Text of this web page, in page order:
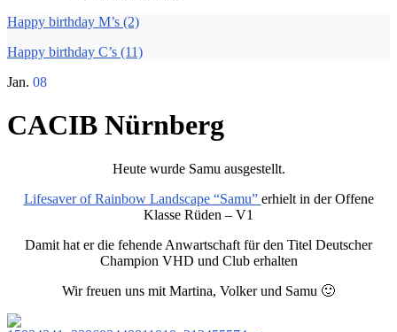
Happy birthday M’s (2)
Happy birthday C’s (11)
Jan. 08
CACIB Nürnberg
Heute wurde Samu ausgestellt.
Lifesaver of Rainbow Landscape “Samu” erhielt in der Offene
Klasse Rüden – V1
Damit hat er die fehende Anwartschaft für den Titel Deutscher
Champion VHD und Club erhalten
Wir freuen uns mit Martina, Volker und Samu 🙂